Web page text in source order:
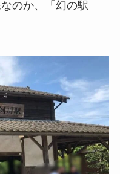
のか、「幻の駅